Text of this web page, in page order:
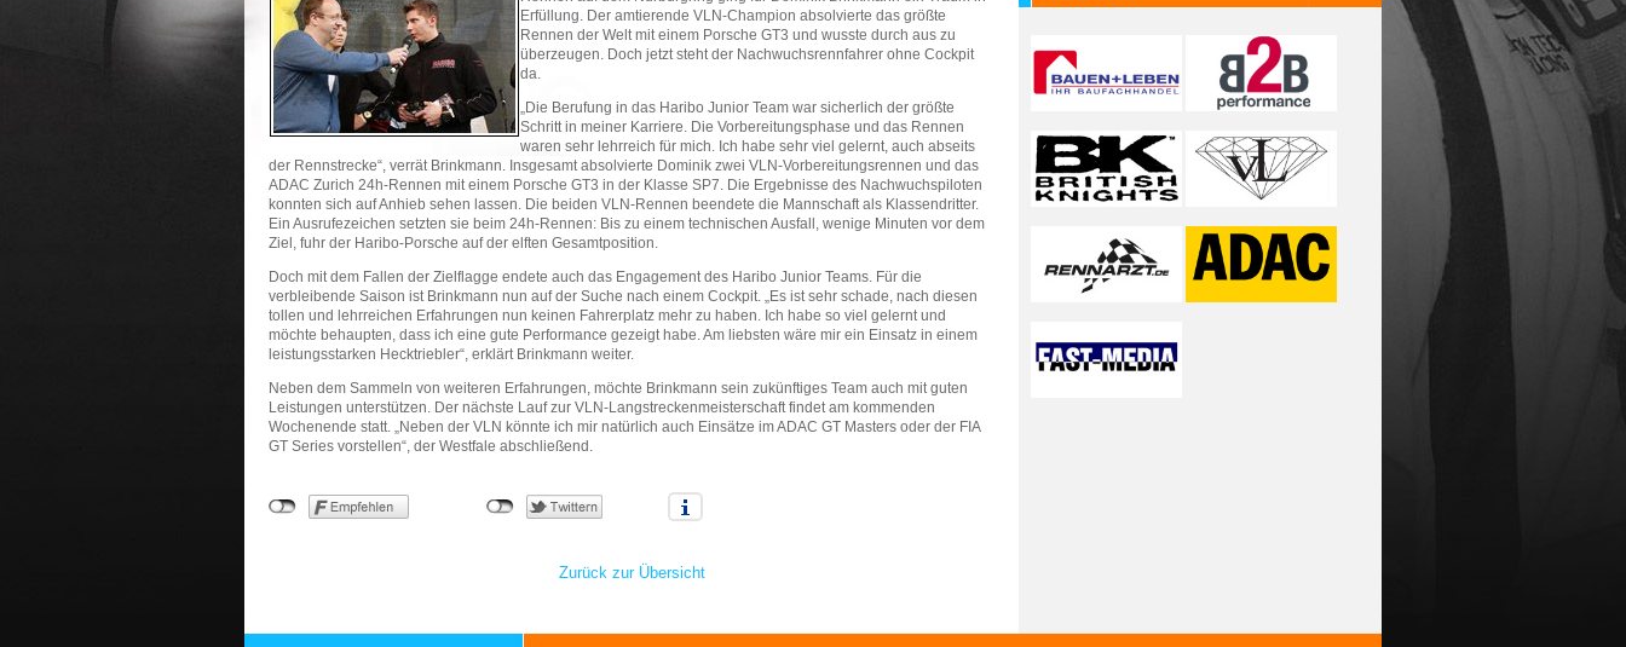
Erfüllung. Der amtierende VLN-Champion absolvierte das größte
Rennen der Welt mit einem Porsche GT3 und wusste durch aus zu
überzeugen. Doch jetzt steht der Nachwuchsrennfahrer ohne Cockpit
da.
„Die Berufung in das Haribo Junior Team war sicherlich der größte
Schritt in meiner Karriere. Die Vorbereitungsphase und das Rennen
waren sehr lehrreich für mich. Ich habe sehr viel gelernt, auch abseits
der Rennstrecke“, verrät Brinkmann. Insgesamt absolvierte Dominik zwei VLN-Vorbereitungsrennen und das
ADAC Zurich 24h-Rennen mit einem Porsche GT3 in der Klasse SP7. Die Ergebnisse des Nachwuchspiloten
konnten sich auf Anhieb sehen lassen. Die beiden VLN-Rennen beendete die Mannschaft als Klassendritter.
Ein Ausrufezeichen setzten sie beim 24h-Rennen: Bis zu einem technischen Ausfall, wenige Minuten vor dem
Ziel, fuhr der Haribo-Porsche auf der elften Gesamtposition.
Doch mit dem Fallen der Zielflagge endete auch das Engagement des Haribo Junior Teams. Für die
verbleibende Saison ist Brinkmann nun auf der Suche nach einem Cockpit. „Es ist sehr schade, nach diesen
tollen und lehrreichen Erfahrungen nun keinen Fahrerplatz mehr zu haben. Ich habe so viel gelernt und
möchte behaupten, dass ich eine gute Performance gezeigt habe. Am liebsten wäre mir ein Einsatz in einem
leistungsstarken Hecktriebler“, erklärt Brinkmann weiter.
Neben dem Sammeln von weiteren Erfahrungen, möchte Brinkmann sein zukünftiges Team auch mit guten
Leistungen unterstützen. Der nächste Lauf zur VLN-Langstreckenmeisterschaft findet am kommenden
Wochenende statt. „Neben der VLN könnte ich mir natürlich auch Einsätze im ADAC GT Masters oder der FIA
GT Series vorstellen“, der Westfale abschließend.
Zurück zur Übersicht